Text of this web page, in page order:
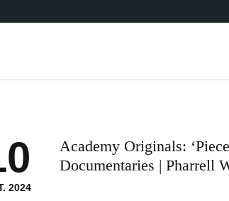
2024
Academy Originals:
Documentaries | Pharrell